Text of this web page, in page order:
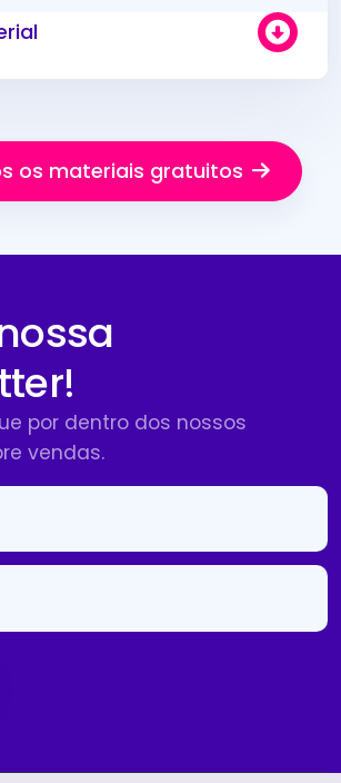
os materiais gratuitos
por dentro dos nossos
vendas.